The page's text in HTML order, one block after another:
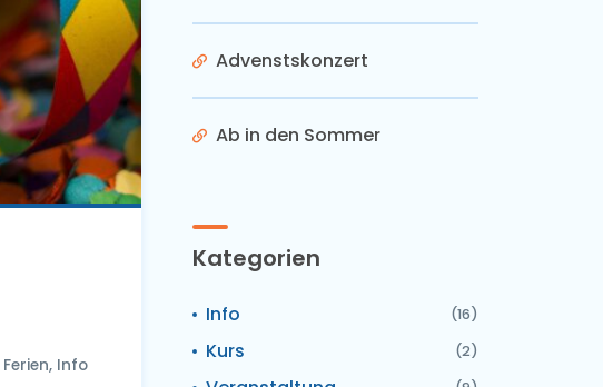
Ferien, Info
Advenstskonzert
Ab in den Sommer
Kategorien
Info (16)
Kurs (2)